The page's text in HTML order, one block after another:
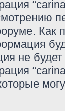
Как
не будет